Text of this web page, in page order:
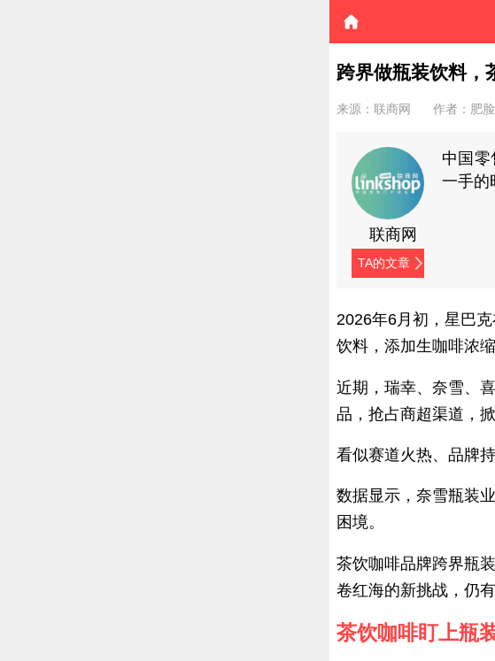
跨界做瓶装饮料，
来源：联商网 作者：肥脸
联商网
TA的文章
中国
一手的
2026年6月初，星巴
饮料，添加生咖啡浓
近期，瑞幸、奈雪、
品，抢占商超渠道，掀
看似赛道火热、品牌
数据显示，奈雪瓶装
困境。
茶饮咖啡品牌跨界瓶
卷红海的新挑战，仍
茶饮咖啡盯上瓶